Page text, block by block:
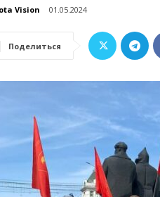
Vision 01.05.2024
Поделиться